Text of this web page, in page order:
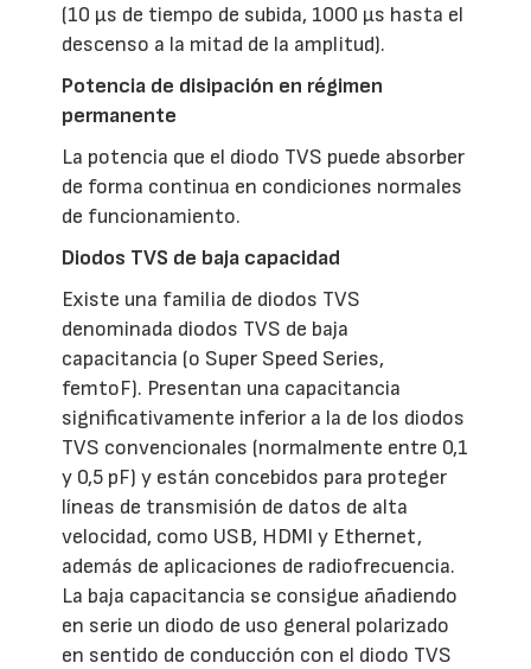
(10 µs de tiempo de subida, 1000 µs hasta el
descenso a la mitad de la amplitud).
Potencia de disipación en régimen
permanente
La potencia que el diodo TVS puede absorber
de forma continua en condiciones normales
de funcionamiento.
Diodos TVS de baja capacidad
Existe una familia de diodos TVS
denominada diodos TVS de baja
capacitancia (o Super Speed Series,
femtoF). Presentan una capacitancia
significativamente inferior a la de los diodos
TVS convencionales (normalmente entre 0,1
y 0,5 pF) y están concebidos para proteger
líneas de transmisión de datos de alta
velocidad, como USB, HDMI y Ethernet,
además de aplicaciones de radiofrecuencia.
La baja capacitancia se consigue añadiendo
en serie un diodo de uso general polarizado
en sentido de conducción con el diodo TVS